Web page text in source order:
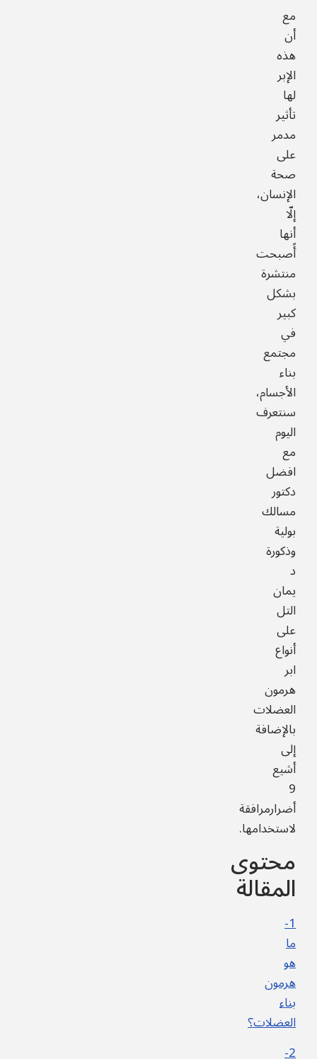
مع
أن
هذه
الإبر
لها
تأثير
مدمر
على
صحة
الإنسان،
إلّا
أنها
أًصبحت
منتشرة
بشكل
كبير
في
مجتمع
بناء
الأجسام،
سنتعرف
اليوم
مع
افضل
دكتور
مسالك
بولية
وذكورة
د
يمان
التل
على
أنواع
ابر
هرمون
العضلات
بالإضافة
إلى
أشيع
9
أضرارمرافقة
لاستخدامها.
محتوى
المقالة
1-
ما
هو
هرمون
بناء
العضلات؟
2-